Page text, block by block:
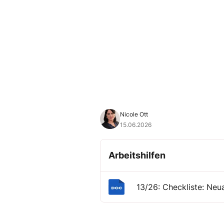
Nicole Ott
15.06.2026
Arbeitshilfen
13/26: Checkliste: